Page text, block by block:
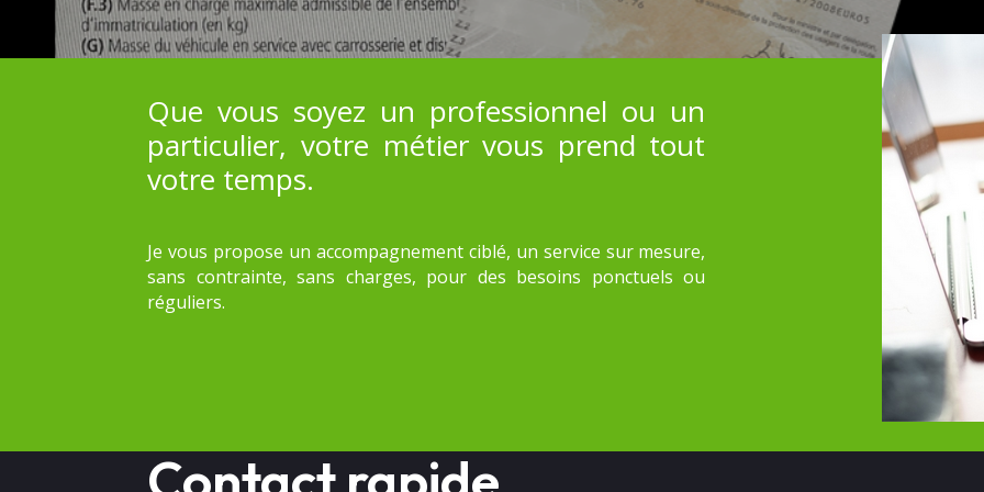
Que vous soyez un professionnel ou un
particulier, votre métier vous prend tout
votre temps.
Je vous propose un accompagnement ciblé, un service sur mesure,
sans contrainte, sans charges, pour des besoins ponctuels ou
réguliers.